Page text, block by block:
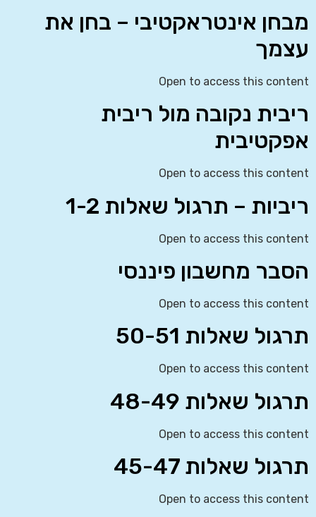
מבחן אינטראקטיבי – בחן את
עצמך
Open to access this content
ריבית נקובה מול ריבית
אפקטיבית
Open to access this content
ריביות – תרגול שאלות 1-2
Open to access this content
הסבר מחשבון פיננסי
Open to access this content
תרגול שאלות 50-51
Open to access this content
תרגול שאלות 48-49
Open to access this content
תרגול שאלות 45-47
Open to access this content